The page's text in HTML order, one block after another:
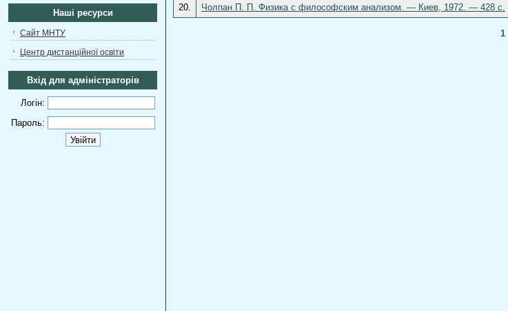
Наші ресурси
Сайт МНТУ
Центр дистанційної освіти
Вхід для адміністраторів
Логін:
Пароль:
20.
Чолпан П. П. Физика с философским анализом. — Киев, 1972. — 428 c.
1|